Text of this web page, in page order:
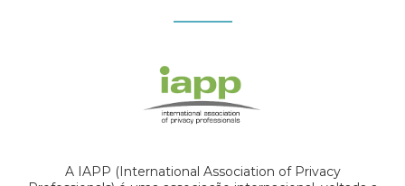
A IAPP (International Association of Privacy